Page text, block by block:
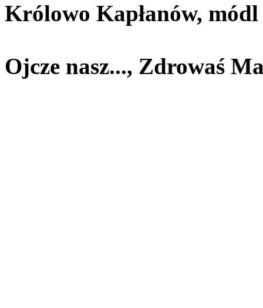
Królowo Kapłanów,
Ojcze nasz..., Zdrowaś